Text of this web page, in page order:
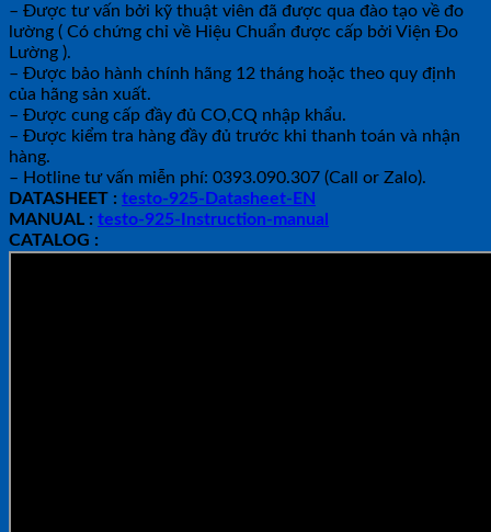
– Được tư vấn bởi kỹ thuật viên đã được qua đào tạo về đo
lường ( Có chứng chỉ về Hiệu Chuẩn được cấp bởi Viện Đo
Lường ).
– Được bảo hành chính hãng 12 tháng hoặc theo quy định
của hãng sản xuất.
– Được cung cấp đầy đủ CO,CQ nhập khẩu.
– Được kiểm tra hàng đầy đủ trước khi thanh toán và nhận
hàng.
– Hotline tư vấn miễn phí: 0393.090.307 (Call or Zalo).
DATASHEET : testo-925-Datasheet-EN
MANUAL : testo-925-Instruction-manual
CATALOG :